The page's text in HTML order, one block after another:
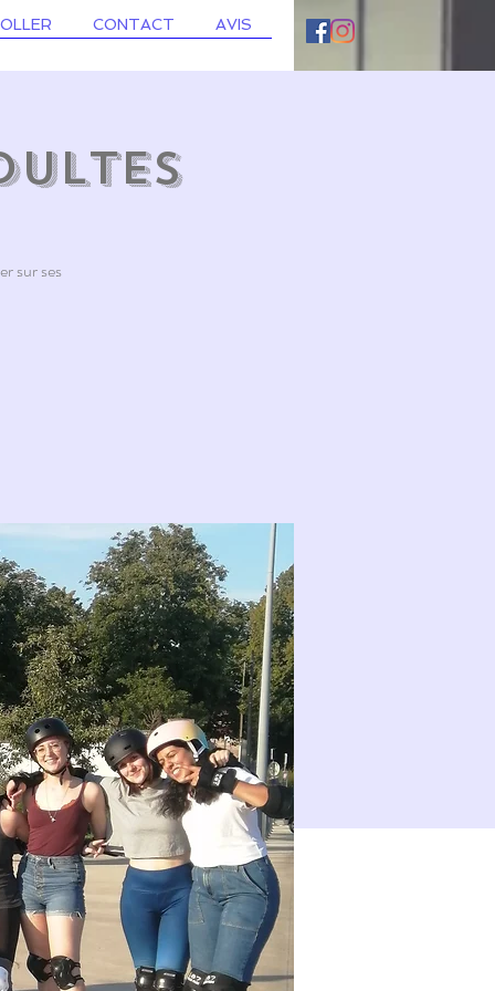
CONTACT AVIS
sur ses